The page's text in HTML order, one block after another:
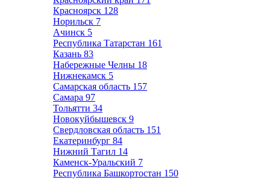
Красноярск 128
Норильск 7
Ачинск 5
Республика Татарстан 161
Казань 83
Набережные Челны 18
Нижнекамск 5
Самарская область 157
Самара 97
Тольятти 34
Новокуйбышевск 9
Свердловская область 151
Екатеринбург 84
Нижний Тагил 14
Каменск-Уральский 7
Республика Башкортостан 150